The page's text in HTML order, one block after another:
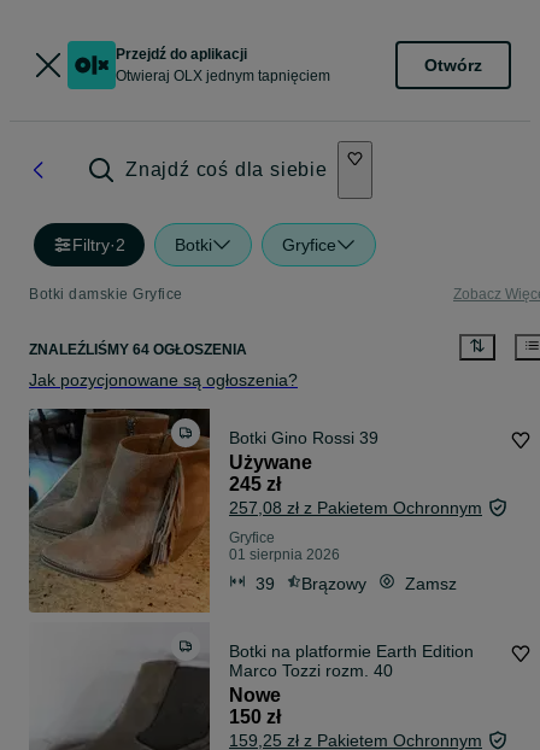
Przejdź do aplikacji
Otwieraj OLX jednym tapnięciem
Otwórz
Znajdź coś dla siebie
Filtry·2 Botki Gryfice
Botki damskie Gryfice Zobacz
ZNALEŹLIŚMY 64 OGŁOSZENIA
Jak pozycjonowane są ogłoszenia?
Botki Gino Rossi 39
Używane
245 zł
257,08 zł z Pakietem Ochronnym
Gryfice
01 sierpnia 2026
39 Brązowy Zamsz
Botki na platformie Earth Edition
Marco Tozzi rozm. 40
Nowe
150 zł
159,25 zł z Pakietem Ochronnym